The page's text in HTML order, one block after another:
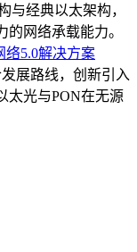
与经典以太架构，
网络承载能力。
络5.0解决方案
展路线，创新引入
太光与PON在无源